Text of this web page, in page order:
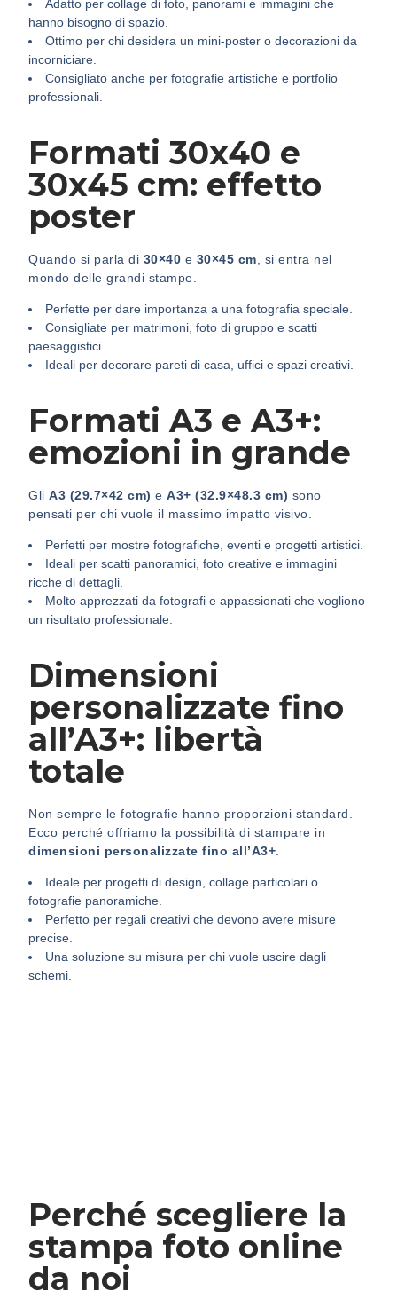
Adatto per collage di foto, panorami e immagini che
hanno bisogno di spazio.
Ottimo per chi desidera un mini-poster o decorazioni da
incorniciare.
Consigliato anche per fotografie artistiche e portfolio
professionali.
Formati 30x40 e
30x45 cm: effetto
poster
Quando si parla di 30×40 e 30×45 cm , si entra nel
mondo delle grandi stampe.
Perfette per dare importanza a una fotografia speciale.
Consigliate per matrimoni, foto di gruppo e scatti
paesaggistici.
Ideali per decorare pareti di casa, uffici e spazi creativi.
Formati A3 e A3+:
emozioni in grande
GliA3 (29.7×42 cm) eA3+ (32.9×48.3 cm) sono
pensati per chi vuole il massimo impatto visivo.
Perfetti per mostre fotografiche, eventi e progetti artistici.
Ideali per scatti panoramici, foto creative e immagini
ricche di dettagli.
Molto apprezzati da fotografi e appassionati che vogliono
un risultato professionale.
Dimensioni
personalizzate fino
all’A3+: libertà
totale
Non sempre le fotografie hanno proporzioni standard.
Ecco perché offriamo la possibilità di stampare in
dimensioni personalizzate fino all’A3+
Ideale per progetti di design, collage particolari o
fotografie panoramiche.
Perfetto per regali creativi che devono avere misure
precise.
Una soluzione su misura per chi vuole uscire dagli
schemi.
Perché scegliere la
stampa foto online
da noi